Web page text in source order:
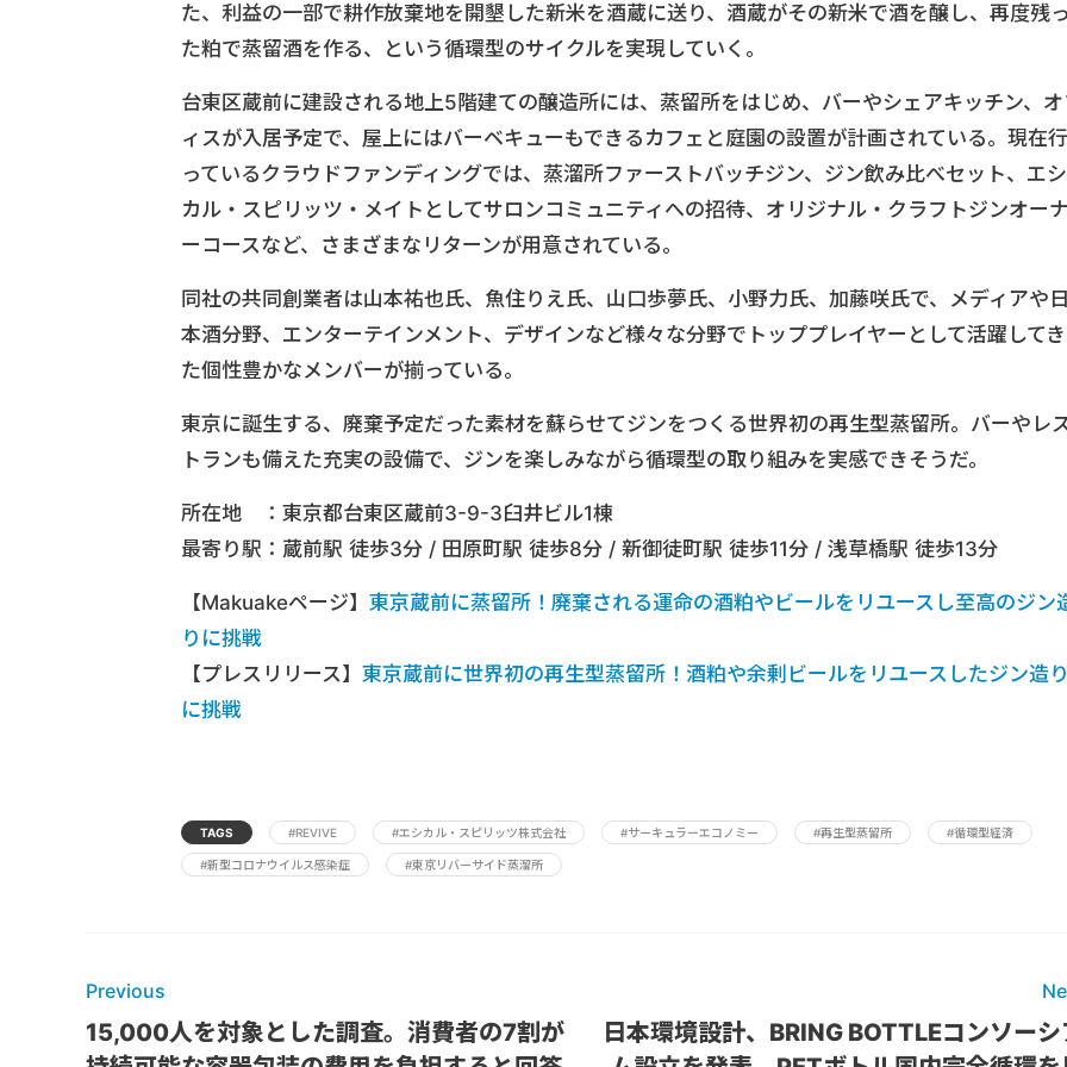
た、利益の一部で耕作放棄地を開墾した新米を酒蔵に送り、酒蔵がその新米で酒を醸し、再度残っ
た粕で蒸留酒を作る、という循環型のサイクルを実現していく。
台東区蔵前に建設される地上5階建ての醸造所には、蒸留所をはじめ、バーやシェアキッチン、オ
ィスが入居予定で、屋上にはバーベキューもできるカフェと庭園の設置が計画されている。現在行
っているクラウドファンディングでは、蒸溜所ファーストバッチジン、ジン飲み比べセット、エシ
カル・スピリッツ・メイトとしてサロンコミュニティへの招待、オリジナル・クラフトジンオーナ
ーコースなど、さまざまなリターンが用意されている。
同社の共同創業者は山本祐也氏、魚住りえ氏、山口歩夢氏、小野力氏、加藤咲氏で、メディアや日
本酒分野、エンターテインメント、デザインなど様々な分野でトッププレイヤーとして活躍してき
た個性豊かなメンバーが揃っている。
東京に誕生する、廃棄予定だった素材を蘇らせてジンをつくる世界初の再生型蒸留所。バーやレ
トランも備えた充実の設備で、ジンを楽しみながら循環型の取り組みを実感できそうだ。
所在地 ：東京都台東区蔵前3-9-3臼井ビル1棟
最寄り駅：蔵前駅 徒歩3分 / 田原町駅 徒歩8分 / 新御徒町駅 徒歩11分 / 浅草橋駅 徒歩13分
【Makuakeページ】 東京蔵前に蒸留所！廃棄される運命の酒粕やビールをリユースし至高のジン
りに挑戦
【プレスリリース】 東京蔵前に世界初の再生型蒸留所！酒粕や余剰ビールをリユースしたジン造り
に挑戦
TAGS #REVIVE #エシカル・スピリッツ株式会社 #サーキュラーエコノミー #再生型蒸留所 #循環型経済
#新型コロナウイルス感染症 #東京リバーサイド蒸溜所
Previous
15,000人を対象とした調査。消費者の7割が
日本環境設計、BRING BOTTLEコンソーシ